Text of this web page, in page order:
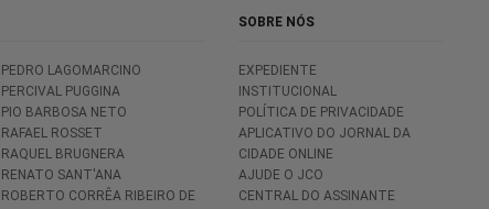
PEDRO LAGOMARCINO
PERCIVAL PUGGINA
PIO BARBOSA NETO
RAFAEL ROSSET
RAQUEL BRUGNERA
RENATO SANT'ANA
ROBERTO CORRÊA RIBEIRO DE
SOBRE NÓS
EXPEDIENTE
INSTITUCIONAL
POLÍTICA DE PRIVACIDADE
APLICATIVO DO JORNAL DA
CIDADE ONLINE
AJUDE O JCO
CENTRAL DO ASSINANTE